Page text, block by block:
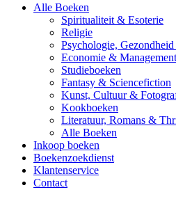
Alle Boeken
Spiritualiteit & Esoterie
Religie
Psychologie,
Economie & Management
Studieboeken
Fantasy & Sciencefiction
Kunst, Cultuur &
Kookboeken
Literatuur, Romans &
Alle Boeken
Inkoop boeken
Boekenzoekdienst
Klantenservice
Contact